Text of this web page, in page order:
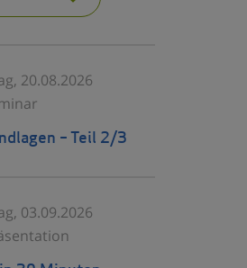
20.08.2026
– Teil 2/3
03.09.2026